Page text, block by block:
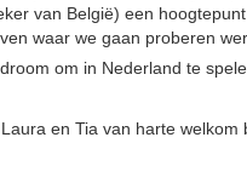
van België) een
waar we gaan proberen
om in Nederland te
en Tia van harte welkom